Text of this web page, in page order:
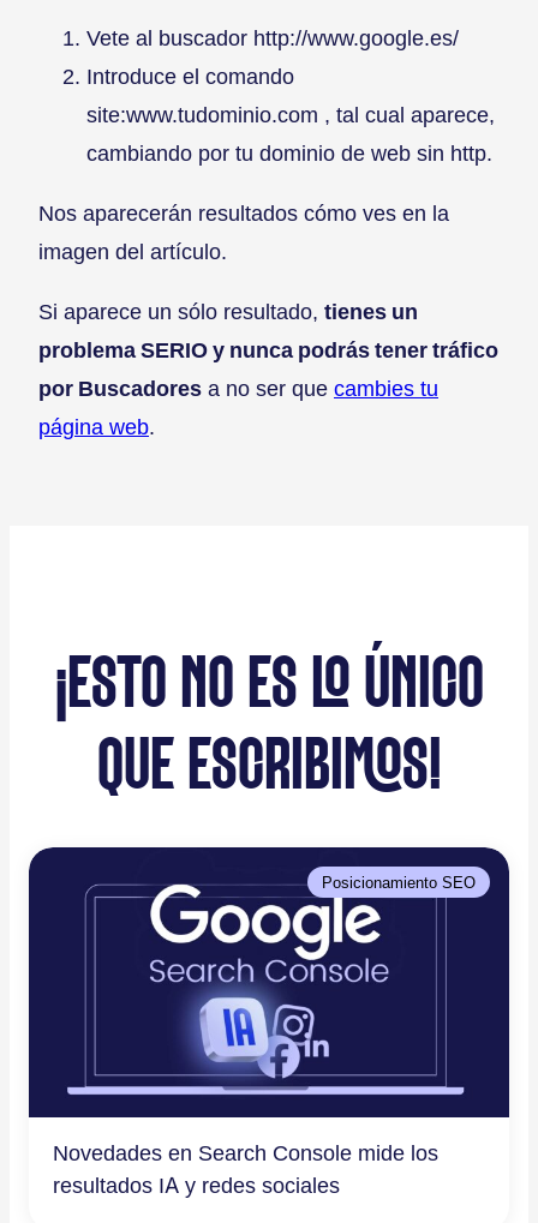
Vete al buscador http://www.google.es/
Introduce el comando
site:www.tudominio.com , tal cual aparece,
cambiando por tu dominio de web sin http.
Nos aparecerán resultados cómo ves en la
imagen del artículo.
Si aparece un sólo resultado, tienes un
problema SERIO y nunca podrás tener tráfico
por Buscadores a no ser que cambies tu
página web.
¡ESTO NO ES LO ÚNICO
QUE ESCRIBIMOS!
Posicionamiento SEO
Novedades en Search Console mide los
resultados IA y redes sociales